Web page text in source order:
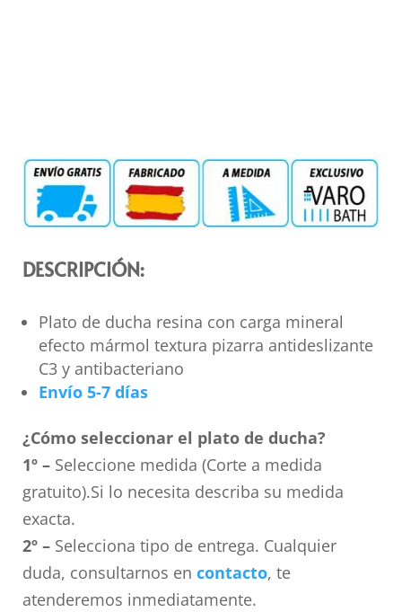
DESCRIPCIÓN:
Plato de ducha resina con carga mineral
efecto mármol textura pizarra antideslizante
C3 y antibacteriano
Envío 5-7 días
¿Cómo seleccionar el plato de ducha?
1º –Seleccione medida (Corte a medida
gratuito).Si lo necesita describa su medida
exacta.
2º –Selecciona tipo de entrega. Cualquier
duda, consultarnos en contacto, te
atenderemos inmediatamente.